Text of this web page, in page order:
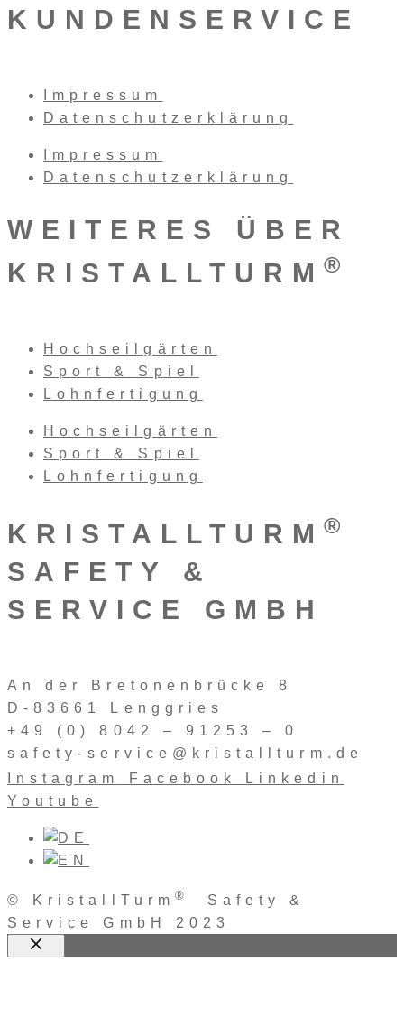
KUNDENSERVICE
Impressum
Datenschutzerklärung
Impressum
Datenschutzerklärung
WEITERES ÜBER
KRISTALLTURM ®
Hochseilgärten
Sport & Spiel
Lohnfertigung
Hochseilgärten
Sport & Spiel
Lohnfertigung
KRISTALLTURM ®
SAFETY &
SERVICE GMBH
An der Bretonenbrücke 8
D-83661 Lenggries
+49 (0) 8042 – 91253 – 0
safety-service@kristallturm.de
Instagram
Facebook
Linkedin
Youtube
© KristallTurm ®
Safety &
Service GmbH 2023
Schließen